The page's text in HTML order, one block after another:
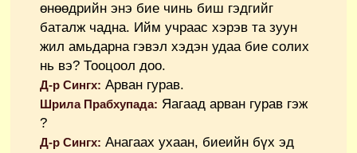
өнөөдрийн энэ бие чинь биш гэдгийг
баталж чадна. Ийм учраас хэрэв та зуун
жил амьдарна гэвэл хэдэн удаа бие солих
нь вэ? Тооцоол доо.
Д-р Сингх: Арван гурав.
Шрила Прабхупада: Яагаад арван гурав гэж
?
Д-р Сингх: Анагаах ухаан, биеийн бүх эд